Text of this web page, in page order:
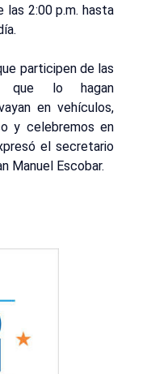
las 2:00 p.m. hasta
participen de las
que lo hagan
en vehículos,
y celebremos en
el secretario
Manuel Escobar.